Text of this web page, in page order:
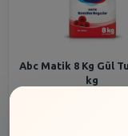
Abc Matik 8 Kg Gül
kg